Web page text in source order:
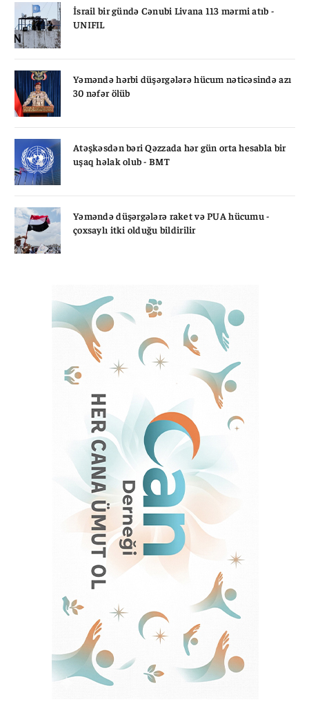
İsrail bir gündə Cənubi Livana 113 mərmi atıb -
UNIFIL
Yəməndə hərbi düşərgələrə hücum nəticəsində azı
30 nəfər ölüb
Atəşkəsdən bəri Qəzzada hər gün orta hesabla bir
uşaq həlak olub - BMT
Yəməndə düşərgələrə raket və PUA hücumu -
çoxsaylı itki olduğu bildirilir